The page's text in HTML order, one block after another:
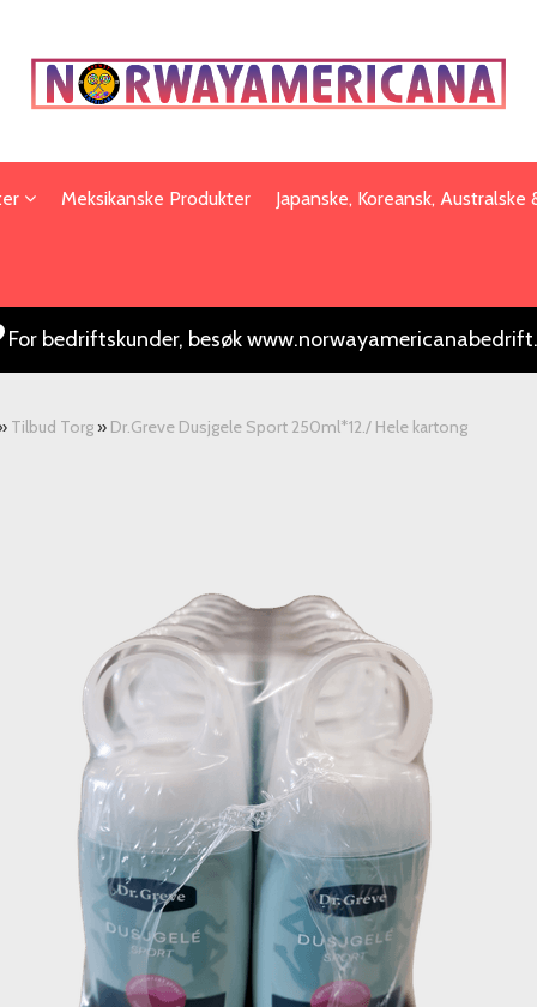
Meksikanske Produkter Japanske, Koreansk, Australske
For bedriftskunder, besøk
» Tilbud Torg» Dr.Greve Dusjgele Sport 250ml*12./ Hele kartong